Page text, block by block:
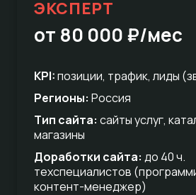
ЭКСПЕРТ
от 80 000 ₽/мес
KPI:позиции, трафик, лиды
Регионы: Россия
Тип сайта: сайты услуг,
магазины
Доработки сайта: до 40 ч.
техспециалистов
контент-менеджер)